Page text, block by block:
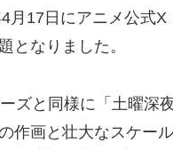
月17日にアニメ公式
となりました。
ズと同様に「土曜深
作画と壮大なスケー